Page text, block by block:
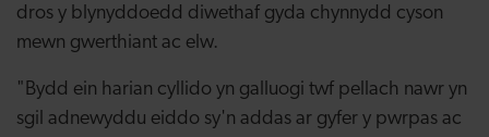
dros y blynyddoedd diwethaf gyda chynnydd cyson
mewn gwerthiant ac elw.
"Bydd ein harian cyllido yn galluogi twf pellach nawr yn
sgil adnewyddu eiddo sy'n addas ar gyfer y pwrpas ac